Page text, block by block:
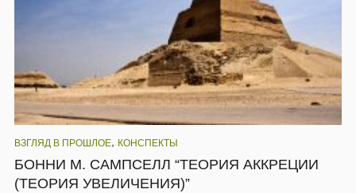
ВЗГЛЯД В ПРОШЛОЕ, КОНСПЕКТЫ
БОННИ М. САМПСЕЛЛ “ТЕОРИЯ АККРЕЦИИ
(ТЕОРИЯ УВЕЛИЧЕНИЯ)”